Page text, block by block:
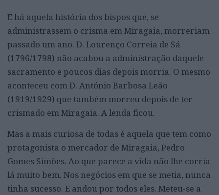
E há aquela história dos bispos que, se
administrassem o crisma em Miragaia, morreriam
passado um ano. D. Lourenço Correia de Sá
(1796/1798) não acabou a administração daquele
sacramento e poucos dias depois morria. O mesmo
aconteceu com D. António Barbosa Leão
(1919/1929) que também morreu depois de ter
crismado em Miragaia. A lenda ficou.
Mas a mais curiosa de todas é aquela que tem como
protagonista o mercador de Miragaia, Pedro
Gomes Simões. Ao que parece a vida não lhe corria
lá muito bem. Nos negócios em que se metia, nunca
tinha sucesso. E andou por todos eles. Meteu-se a